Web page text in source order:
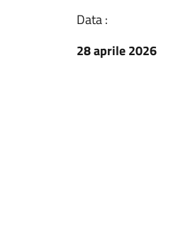
Data :
28 aprile 2026